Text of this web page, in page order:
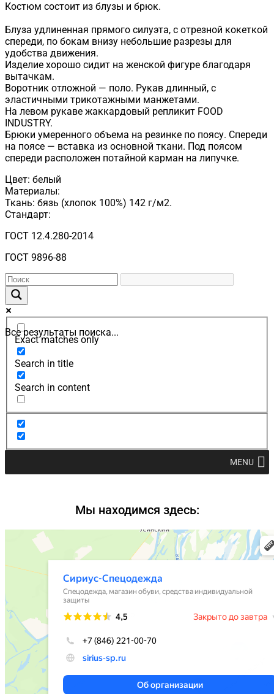
Костюм состоит из блузы и брюк.
Блуза удлиненная прямого силуэта, с отрезной кокеткой
спереди, по бокам внизу небольшие разрезы для
удобства движения.
Изделие хорошо сидит на женской фигуре благодаря
вытачкам.
Воротник отложной — поло. Рукав длинный, с
эластичными трикотажными манжетами.
На левом рукаве жаккардовый репликит FOOD
INDUSTRY.
Брюки умеренного объема на резинке по поясу. Спереди
на поясе — вставка из основной ткани. Под поясом
спереди расположен потайной карман на липучке.
Цвет: белый
Материалы:
Ткань: бязь (хлопок 100%) 142 г/м2.
Стандарт:
ГОСТ 12.4.280-2014
ГОСТ 9896-88
Все результаты поиска...
Exact matches only
Search in title
Search in content
MENU
Мы находимся здесь: